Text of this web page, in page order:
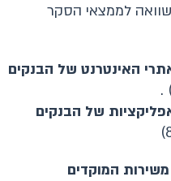
בהשוואה לממצאי הסקר
האינטרנט של הבנקים
של הבנקים
המוקדים